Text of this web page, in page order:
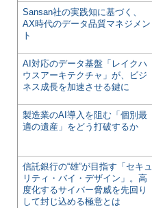
Sansan社の実践知に基づく、
AX時代のデータ品質マネジメン
ト
AI対応のデータ基盤「レイクハ
ウスアーキテクチャ」が、ビジ
ネス成長を加速させる鍵に
製造業のAI導入を阻む「個別最
適の遺産」をどう打破するか
信託銀行の“雄”が目指す「セキュ
リティ・バイ・デザイン」。高
度化するサイバー脅威を先回り
して封じ込める極意とは